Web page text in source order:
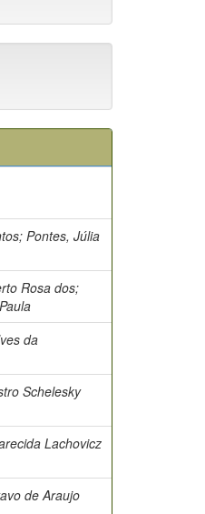
Pontes, Júlia
Rosa dos;
da
Schelesky
Lachovicz
de Araujo